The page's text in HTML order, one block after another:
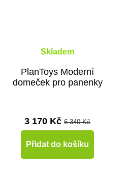
Skladem
PlanToys Moderní
domeček pro panenky
3 170 Kč 6 340 Kč
Přidat do košíku